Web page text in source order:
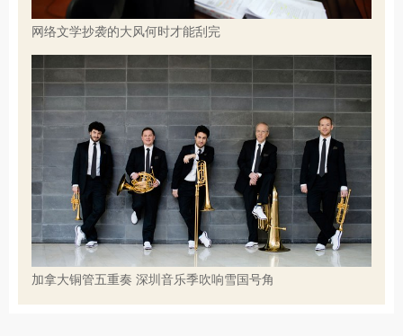
网络文学抄袭的大风何时才能刮完
加拿大铜管五重奏 深圳音乐季吹响雪国号角